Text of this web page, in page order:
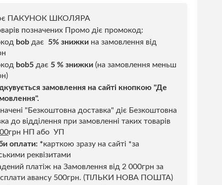
ПАКУНОК ШКОЛЯРА
позначених Промо діє промокод:
bob дає 5% знижки на замовлення від
bob5 дає 5 % знижки (на замовлення меньш
замовлення на сайті кнопкою "Де
"Безкоштовна доставка" діє Безкоштовна
до відділення при замовленні таких товарів
грн НП або УП
оплати: *карткою зразу на сайті *за
реквізитами
платіж на Замовлення від 2 000грн за
авансу 500грн. (ТІЛЬКИ НОВА ПОШТА)